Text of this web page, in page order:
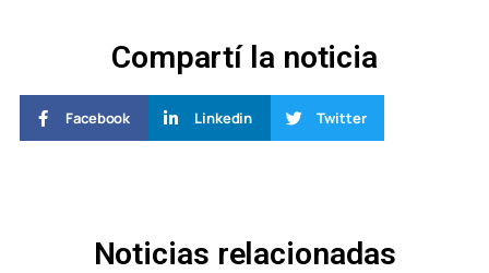
Compartí la noticia
Facebook Linkedin Twitter
Noticias relacionadas